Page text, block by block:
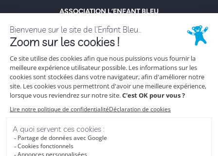
ASSOCIATION L’ENFANT BLEU
18 rue Hoche
92130 Issy-Les-Moulineaux
Tél. 01 56 56 62 62
NOUS CONTACTER
ESPACE PRESSE